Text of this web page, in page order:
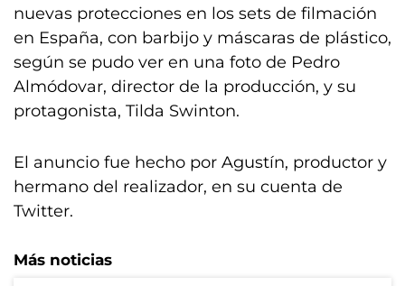
nuevas protecciones en los sets de filmación
en España, con barbijo y máscaras de plástico,
según se pudo ver en una foto de Pedro
Almódovar, director de la producción, y su
protagonista, Tilda Swinton.
El anuncio fue hecho por Agustín, productor y
hermano del realizador, en su cuenta de
Twitter.
Más noticias